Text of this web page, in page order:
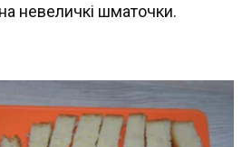
невеличкі шматочки.